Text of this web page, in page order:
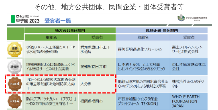
その他、地方公共団体、民間企業・団体受賞者等​